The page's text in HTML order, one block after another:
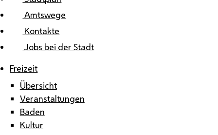
Amtswege
Kontakte
Jobs bei der Stadt
Freizeit
Übersicht
Veranstaltungen
Baden
Kultur